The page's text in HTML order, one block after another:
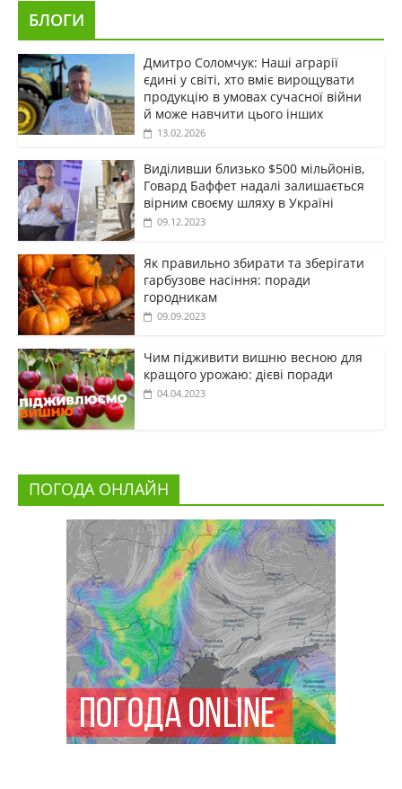
БЛОГИ
Дмитро Соломчук: Наші аграрії
єдині у світі, хто вміє вирощувати
продукцію в умовах сучасної війни
й може навчити цього інших
13.02.2026
Виділивши близько $500 мільйонів,
Говард Баффет надалі залишається
вірним своєму шляху в Україні
09.12.2023
Як правильно збирати та зберігати
гарбузове насіння: поради
городникам
09.09.2023
Чим підживити вишню весною для
кращого урожаю: дієві поради
04.04.2023
ПОГОДА ОНЛАЙН